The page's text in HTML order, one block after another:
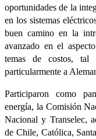
oportunidades de la
en los sistemas
buen camino en la
avanzado en el
temas de costos, tal
particularmente a
Participaron como
energía, la Comisión
Nacional y Transelec,
de Chile, Católica,